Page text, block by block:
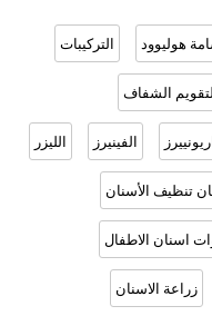
هوليوود التركيبات
الشفاف
الفينيرز الليزر
تنظيف الأسنان
اسنان الاطفال
زراعة الاسنان